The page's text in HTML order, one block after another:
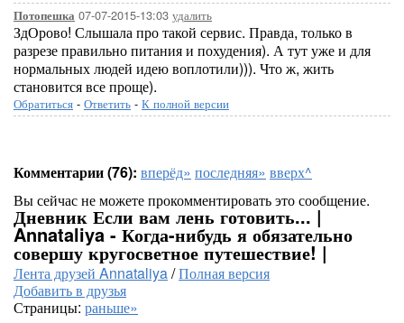
Потопешка 07-07-2015-13:03 удалить
ЗдОрово! Слышала про такой сервис. Правда, только в
разрезе правильно питания и похудения). А тут уже и для
нормальных людей идею воплотили))). Что ж, жить
становится все проще).
Обратиться - Ответить - К полной версии
Комментарии (76): вперёд» последняя» вверх^
Вы сейчас не можете прокомментировать это сообщение.
Дневник Если вам лень готовить... |
Annataliya - Когда-нибудь я обязательно
совершу кругосветное путешествие! |
Лента друзей Annataliya/Полная версия
Добавить в друзья
Страницы: раньше»